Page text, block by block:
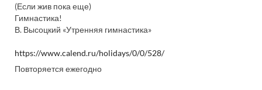
(Если жив пока еще)
Гимнастика!
В. Высоцкий «Утренняя гимнастика»
https://www.calend.ru/holidays/0/0/528/
Повторяется ежегодно